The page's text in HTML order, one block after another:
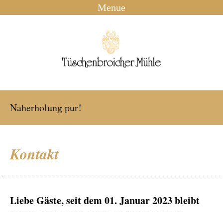
Menue
Naherholung pur!
Kontakt
Liebe Gäste, seit dem 01. Januar 2023 bleibt